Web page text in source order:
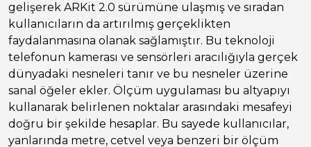
gelişerek ARKit 2.0 sürümüne ulaşmış ve sıradan
kullanıcıların da artırılmış gerçeklikten
faydalanmasına olanak sağlamıştır. Bu teknoloji
telefonun kamerası ve sensörleri aracılığıyla gerçek
dünyadaki nesneleri tanır ve bu nesneler üzerine
sanal öğeler ekler. Ölçüm uygulaması bu altyapıyı
kullanarak belirlenen noktalar arasındaki mesafeyi
doğru bir şekilde hesaplar. Bu sayede kullanıcılar,
yanlarında metre, cetvel veya benzeri bir ölçüm